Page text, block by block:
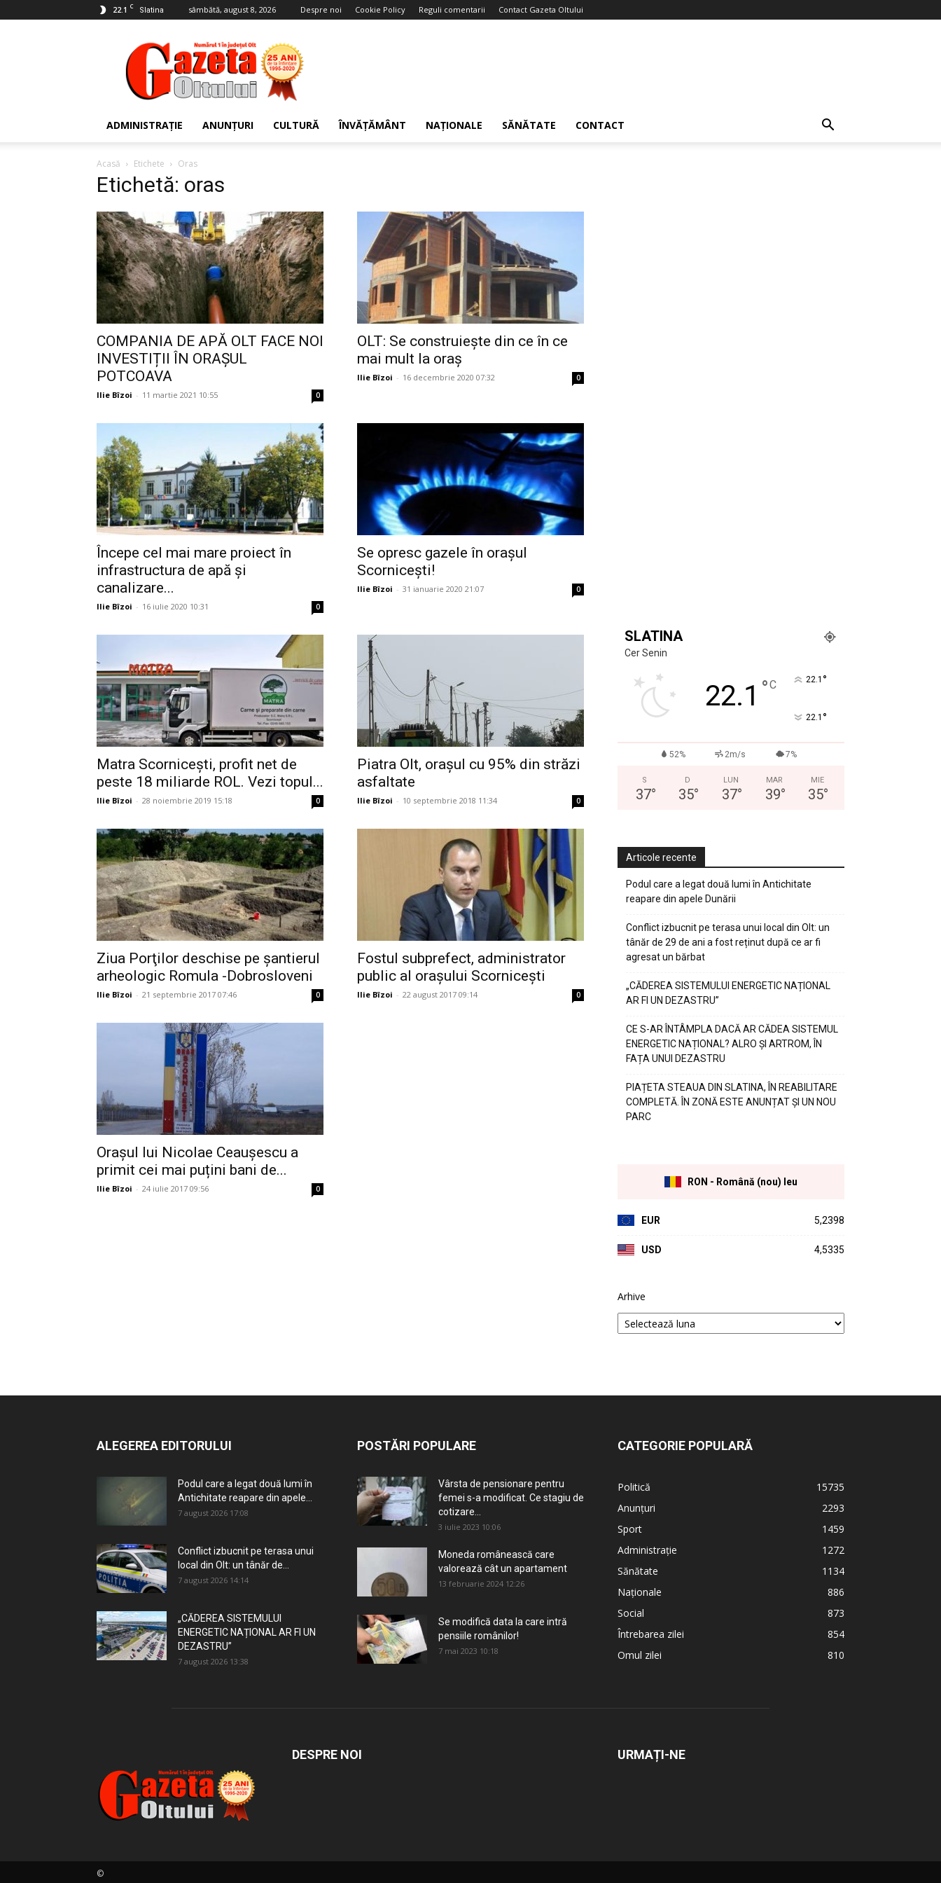
22.1 C Slatina sâmbătă, august 8, 2026 Despre noi Cookie Policy Reguli comentarii Contact Gazeta Oltului
Gazeta
Oltului
ADMINISTRAȚIE ANUNȚURI CULTURĂ ÎNVĂȚĂMÂNT NAȚIONALE SĂNĂTATE CONTACT
Acasă Etichete Oras
Etichetă: oras
COMPANIA DE APĂ OLT FACE NOI
INVESTIȚII ÎN ORAȘUL
POTCOAVA
Ilie Bîzoi - 11 martie 2021 10:55 0
OLT: Se construieşte din ce în ce
mai mult la oraș
Ilie Bîzoi - 16 decembrie 2020 07:32 0
Începe cel mai mare proiect în
infrastructura de apă și
canalizare...
Ilie Bîzoi - 16 iulie 2020 10:31 0
Se opresc gazele în orașul
Scornicești!
Ilie Bîzoi - 31 ianuarie 2020 21:07 0
Matra Scorniceşti, profit net de
peste 18 miliarde ROL. Vezi topul...
Ilie Bîzoi - 28 noiembrie 2019 15:18 0
Piatra Olt, orașul cu 95% din străzi
asfaltate
Ilie Bîzoi - 10 septembrie 2018 11:34 0
Ziua Porţilor deschise pe şantierul
arheologic Romula -Dobrosloveni
Ilie Bîzoi - 21 septembrie 2017 07:46 0
Fostul subprefect, administrator
public al orașului Scornicești
Ilie Bîzoi - 22 august 2017 09:14 0
Orașul lui Nicolae Ceaușescu a
primit cei mai puțini bani de...
Ilie Bîzoi - 24 iulie 2017 09:56 0
SLATINA
Cer Senin
22.1 °C 22.1 °
22.1 °
52% 2m/s 7%
S
37°
D
35°
LUN
37°
MAR
39°
MIE
35°
Articole recente
Podul care a legat două lumi în Antichitate
reapare din apele Dunării
Conflict izbucnit pe terasa unui local din Olt: un
tânăr de 29 de ani a fost reținut după ce ar fi
agresat un bărbat
„CĂDEREA SISTEMULUI ENERGETIC NAȚIONAL
AR FI UN DEZASTRU”
CE S-AR ÎNTÂMPLA DACĂ AR CĂDEA SISTEMUL
ENERGETIC NAȚIONAL? ALRO ȘI ARTROM, ÎN
FAȚA UNUI DEZASTRU
PIAȚETA STEAUA DIN SLATINA, ÎN REABILITARE
COMPLETĂ. ÎN ZONĂ ESTE ANUNȚAT ȘI UN NOU
PARC
RON - Română (nou) leu
EUR 5,2398
USD 4,5335
Arhive
ALEGEREA EDITORULUI
Podul care a legat două lumi în
Antichitate reapare din apele...
7 august 2026 17:08
Conflict izbucnit pe terasa unui
local din Olt: un tânăr de...
7 august 2026 14:14
„CĂDEREA SISTEMULUI
ENERGETIC NAȚIONAL AR FI UN
DEZASTRU”
7 august 2026 13:38
POSTĂRI POPULARE
Vârsta de pensionare pentru
femei s-a modificat. Ce stagiu de
cotizare...
3 iulie 2023 10:06
Moneda românească care
valorează cât un apartament
13 februarie 2024 12:26
Se modifică data la care intră
pensiile românilor!
7 mai 2023 10:18
CATEGORIE POPULARĂ
Politică
15735
Anunțuri
2293
Sport
1459
Administrație
1272
Sănătate
1134
Naționale
886
Social
873
Întrebarea zilei
854
Omul zilei
810
DESPRE NOI URMAȚI-NE
©